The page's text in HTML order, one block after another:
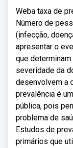
Weba taxa de
Número de
(infecção,
apresentar o
que
severidade da
desenvolvem a
prevalência é
pública, pois
problema de
Estudos de
primários que